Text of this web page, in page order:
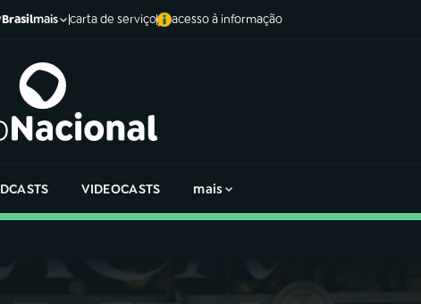
Brasilmais carta de serviço acesso à informação
VIDEOCASTS mais